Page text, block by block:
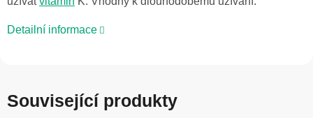
Detailní informace
Související produkty